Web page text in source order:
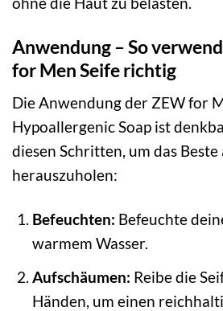
Anwendung – So
for Men Seife richtig
Die Anwendung der ZEW for
Hypoallergenic Soap ist
diesen Schritten, um das Beste
herauszuholen:
Befeuchten: Befeuchte
warmem Wasser.
Aufschäumen: Reibe die
Händen, um einen